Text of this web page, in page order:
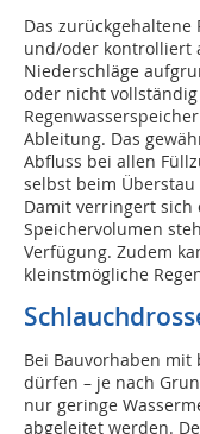
Das zurückgehaltene
und/oder kontrolliert
Niederschläge
oder nicht
Ableitung. Das
Abfluss bei allen
selbst beim
Damit verringert sich
Speichervolumen
Verfügung. Zudem
kleinstmögliche
Bei Bauvorhaben mit
dürfen – je nach
nur geringe
abgeleitet werden.